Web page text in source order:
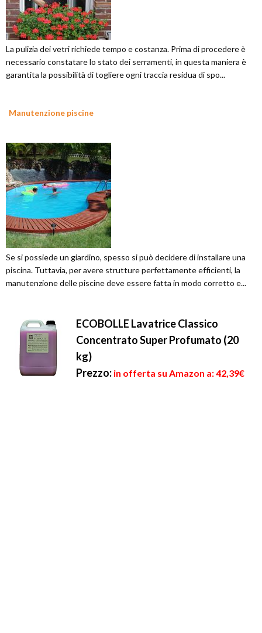
La pulizia dei vetri richiede tempo e costanza. Prima di procedere è
necessario constatare lo stato dei serramenti, in questa maniera è
garantita la possibilità di togliere ogni traccia residua di spo...
Manutenzione piscine
Se si possiede un giardino, spesso si può decidere di installare una
piscina. Tuttavia, per avere strutture perfettamente efficienti, la
manutenzione delle piscine deve essere fatta in modo corretto e...
ECOBOLLE Lavatrice Classico
Concentrato Super Profumato (20
kg)
Prezzo: in offerta su Amazon a: 42,39€